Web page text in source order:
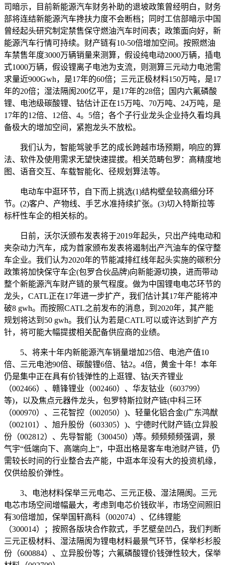
司暗示，目前新能源汽车财务补助的退坡政策曾经明白，财务
部将连结新能源汽车搀扶力度不会断档；同时工信部暗示中国
曾经起头研究制定禁售保守燃油汽车时间表；政策面向好，新
能源汽车行情可持续。财产链有10-50倍增加空间。按照燃油
车禁售年度3000万辆销量来测算，假设纯电动2000万辆，插电
式1000万辆，假设锂离子电池为支流，则测算三元动力电池需
求量近900Gwh，是17年的60倍；三元正极材料150万吨，是17
年的20倍；湿法隔阂200亿平，是17年的28倍；国内六氟磷酸
锂、电池级碳酸锂、钴估计正在15万吨、70万吨、24万吨，是
17年的12倍、12倍、4。5倍；各个子行业龙头企业持久看均具
备极大的增加空间，紧抱龙头不放松。
我们认为，智能驾驶手艺的成长跨越市场预期，响应的算
法、软件及使用需求无望快速提拔。相关范畴包罗：高精度地
图、语音交互、车载智能化、径规划算法等。
电动车中逛环节，自下而上挑选(1)结构壁垒较高细分环
节。(2)客户、产物线、手艺水准持续扩张。(3)切入特斯拉等
标杆性车企的相关标的。
日前，沃尔沃颁布发表将于2019年起头，只出产纯电动和
夹杂动力汽车，成为首家颁布发表将遏制出产汽油车的保守整
车企业。我们认为2020年的节能减排红线年起头实施的碳积分
政策将加快保守车企(包罗合伙品牌)向新能源切换，进而带动
整个新能源汽车财产链的景气程度。做为中国锂电电芯环节的
龙头，CATL正在17年进一步扩产，我们估计其17年产能将冲
破8 gwh。而按照CATL之前发布的消息，到2020年，其产能
规划将达到50 gwh。我们认为若是CATL可以或许达到扩产方
针，将可能大幅提拔相关配备供应商的业绩。
5、将来十年内新能源汽车销量增加25倍、电池产值10
倍、三元电池90倍、碳酸锂6倍、钴2。4倍，黄金十年！本年
仍是集中正在具有价钱弹性的上逛锂、钴(天齐锂业
（002466）、赣锋锂业（002460）、华友钴业（603799）
等)，以及焦点元器件龙头，包罗特斯拉财产链(中科三环
（000970）、三花智控（002050）)、轻量化铝合金(广东鸿猷
（002101）、旭升股份（603305）)、宁德时代财产链(立异股
份（002812）、先导智能（300450）)等。频频频频强调，景
气宇“低端向下、高端向上”，中逛出格是客车电池财产链，仍
需较长时间的行业整合去产能，中逛本年没有大的投资机缘，
仅供给股价弹性。
3、电池材料保举三元电芯、三元正极、湿法隔阂。三元
电芯市场空间增幅最大，考虑到电芯价钱砍半，市场空间照旧
有30倍增加，保举国轩高科（002074）、亿纬锂能
（300014）；按照各版块合作款式，手艺壁垒凹凸，我们判断
三元正极材料、湿法隔阂为锂电材料最景气环节，保举杉杉股
份（600884）、立异股份等；六氟磷酸锂价钱弹性较大，保举